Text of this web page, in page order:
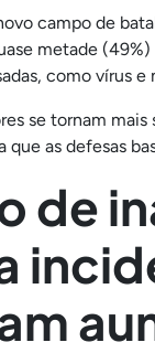
campo de
metade
como vírus
se tornam
que as defesas
de